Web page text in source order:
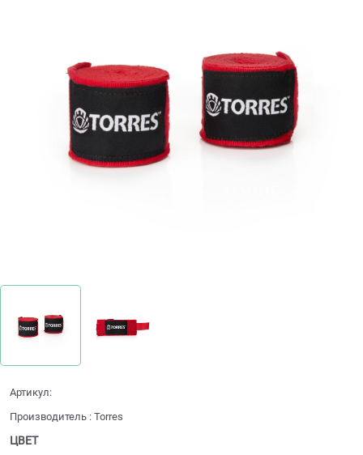
Артикул:
Производитель : Torres
ЦВЕТ